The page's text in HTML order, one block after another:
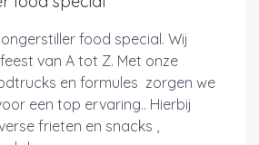
food special. Wij
van A tot Z. Met onze
en formules zorgen we
een top ervaring.. Hierbij
frieten en snacks ,